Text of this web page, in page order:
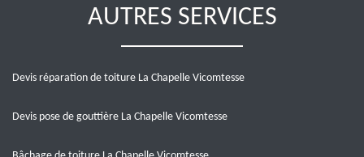
AUTRES SERVICES
Devis réparation de toiture La Chapelle Vicomtesse
Devis pose de gouttière La Chapelle Vicomtesse